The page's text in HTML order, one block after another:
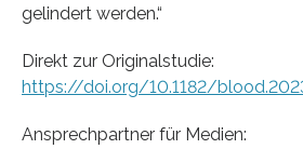
gelindert werden.“
Direkt zur Originalstudie:
https://doi.org/10.1182/
Ansprechpartner für Medien: